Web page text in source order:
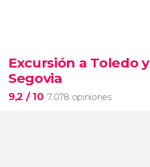
más famosas del mundo
Excursión a Toledo y
Segovia
9,2 / 10 7.078 opiniones